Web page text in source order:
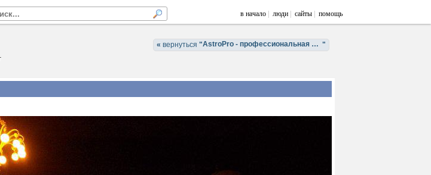
в начало люди сайты помощь
« вернуться " AstroPro - профессиональная астрология. Обучение и консультации. "